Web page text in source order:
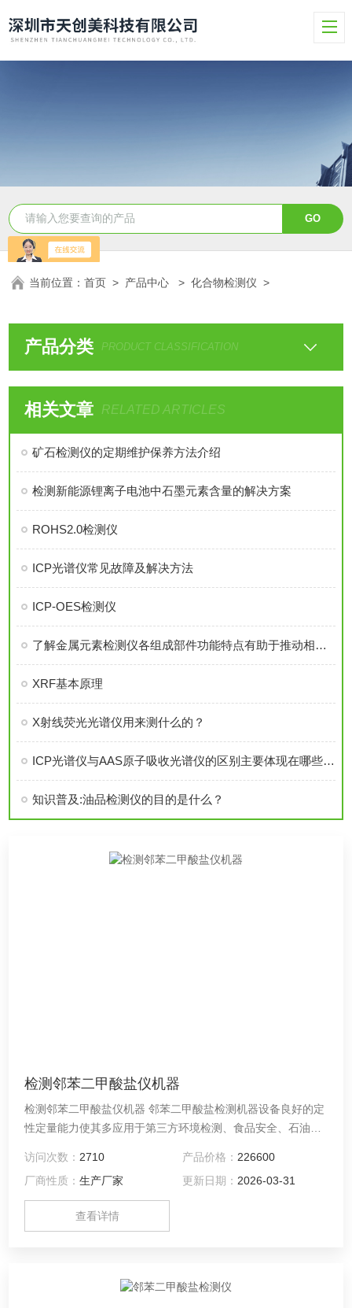
当前位置：首页 > 产品中心 >化合物检测仪 >
产品分类 PRODUCT CLASSIFICATION
相关文章 RELATED ARTICLES
矿石检测仪的定期维护保养方法介绍
检测新能源锂离子电池中石墨元素含量的解决方案
ROHS2.0检测仪
ICP光谱仪常见故障及解决方法
ICP-OES检测仪
了解金属元素检测仪各组成部件功能特点有助于推动相关领域的研究
XRF基本原理
X射线荧光光谱仪用来测什么的？
ICP光谱仪与AAS原子吸收光谱仪的区别主要体现在哪些方面
知识普及:油品检测仪的目的是什么？
检测邻苯二甲酸盐仪机器
检测邻苯二甲酸盐仪机器 邻苯二甲酸盐检测机器设备良好的定
性定量能力使其多应用于第三方环境检测、食品安全、石油化
求的通用型质谱仪。
访问次数： 2710 产品价格： 226600
厂商性质：生产厂家 更新日期： 2026-03-31
查看详情